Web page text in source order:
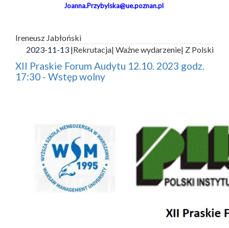
Joanna.Przybylska@ue.poznan.pl
Ireneusz Jabłoński
2023-11-13 |Rekrutacja| Ważne wydarzenie| Z Polski
XII Praskie Forum Audytu 12.10. 2023 godz.
17:30 - Wstęp wolny